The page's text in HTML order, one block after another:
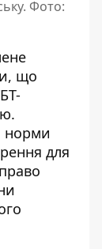
Фото:
що
норми
для